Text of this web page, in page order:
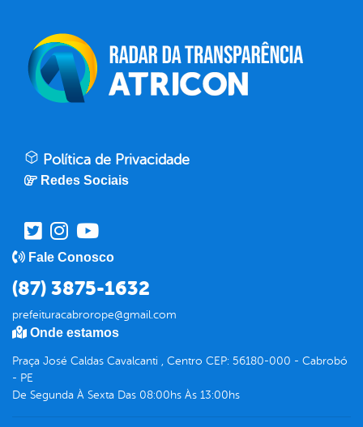
Política de Privacidade
Redes Sociais
Fale Conosco
(87) 3875-1632
prefeituracabrorope@gmail.com
Onde estamos
Praça José Caldas Cavalcanti , Centro CEP: 56180-000 - Cabrobó
- PE
De Segunda À Sexta Das 08:00hs Às 13:00hs